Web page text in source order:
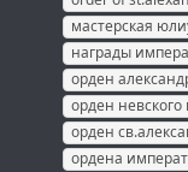
мастерская
награды
орден
орден
орден
ордена